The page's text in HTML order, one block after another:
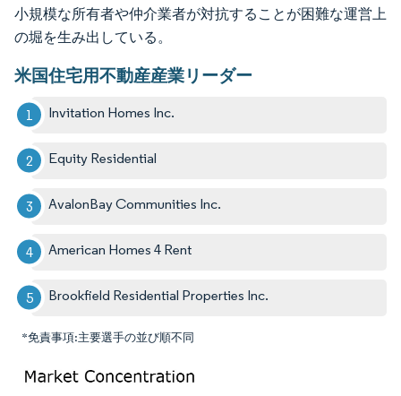
小規模な所有者や仲介業者が対抗することが困難な運営上
の堀を生み出している。
米国住宅用不動産産業リーダー
Invitation Homes Inc.
Equity Residential
AvalonBay Communities Inc.
American Homes 4 Rent
Brookfield Residential Properties Inc.
*免責事項:主要選手の並び順不同